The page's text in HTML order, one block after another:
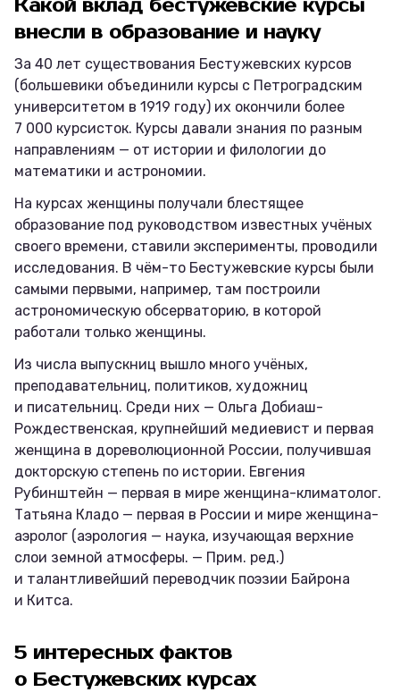
Какой вклад бестужевские курсы
внесли в образование и науку
За 40 лет существования Бестужевских курсов
(большевики объединили курсы с Петроградским
университетом в 1919 году) их окончили более
7 000 курсисток. Курсы давали знания по разным
направлениям — от истории и филологии до
математики и астрономии.
На курсах женщины получали блестящее
образование под руководством известных учёных
своего времени, ставили эксперименты, проводили
исследования. В чём-то Бестужевские курсы были
самыми первыми, например, там построили
астрономическую обсерваторию, в которой
работали только женщины.
Из числа выпускниц вышло много учёных,
преподавательниц, политиков, художниц
и писательниц. Среди них — Ольга Добиаш-
Рождественская, крупнейший медиевист и первая
женщина в дореволюционной России, получившая
докторскую степень по истории. Евгения
Рубинштейн — первая в мире женщина-климатолог.
Татьяна Кладо — первая в России и мире женщина-
аэролог (аэрология — наука, изучающая верхние
слои земной атмосферы. — Прим. ред.)
и талантливейший переводчик поэзии Байрона
и Китса.
5 интересных фактов
о Бестужевских курсах